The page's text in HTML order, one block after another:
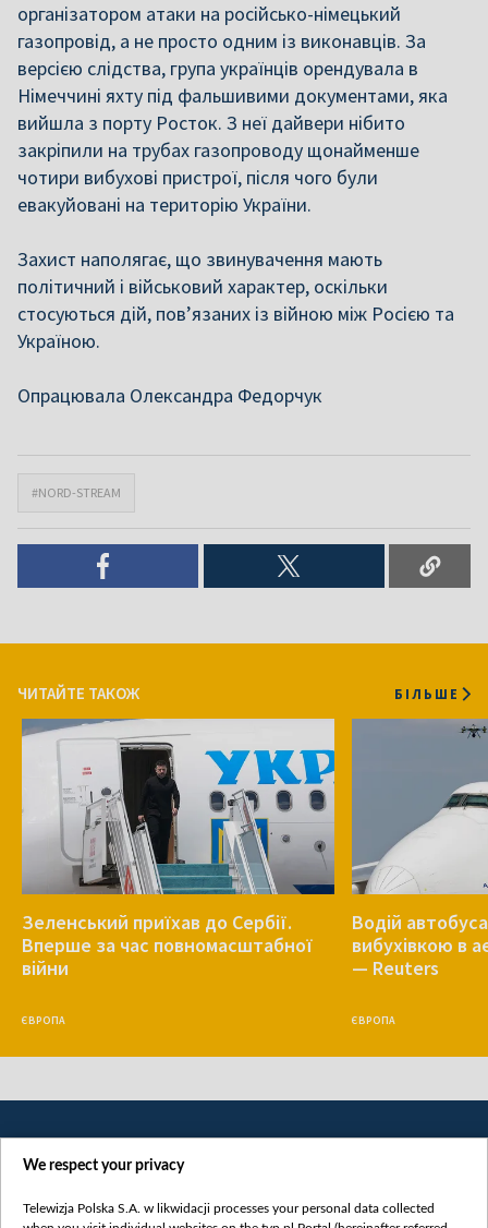
організатором атаки на російсько-німецький
газопровід, а не просто одним із виконавців. За
версією слідства, група українців орендувала в
Німеччині яхту під фальшивими документами, яка
вийшла з порту Росток. З неї дайвери нібито
закріпили на трубах газопроводу щонайменше
чотири вибухові пристрої, після чого були
евакуйовані на територію України.
Захист наполягає, що звинувачення мають
політичний і військовий характер, оскільки
стосуються дій, пов’язаних із війною між Росією та
Україною.
Опрацювала Олександра Федорчук
#NORD-STREAM
ЧИТАЙТЕ ТАКОЖ БІЛЬШЕ
Зеленський приїхав до Сербії.
Вперше за час повномасштабної
війни
ЄВРОПА
Водій
вибухівкою в
— Reuters
ЄВРОПА
We respect your privacy
Telewizja Polska S.A. w likwidacji processes your personal data collected